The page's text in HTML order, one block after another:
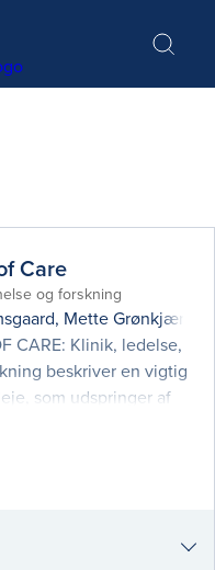
Care
og forskning
, Mette Grønkjær
CARE: Klinik, ledelse,
beskriver en vigtig
som udspringer af
fundamentale behov.